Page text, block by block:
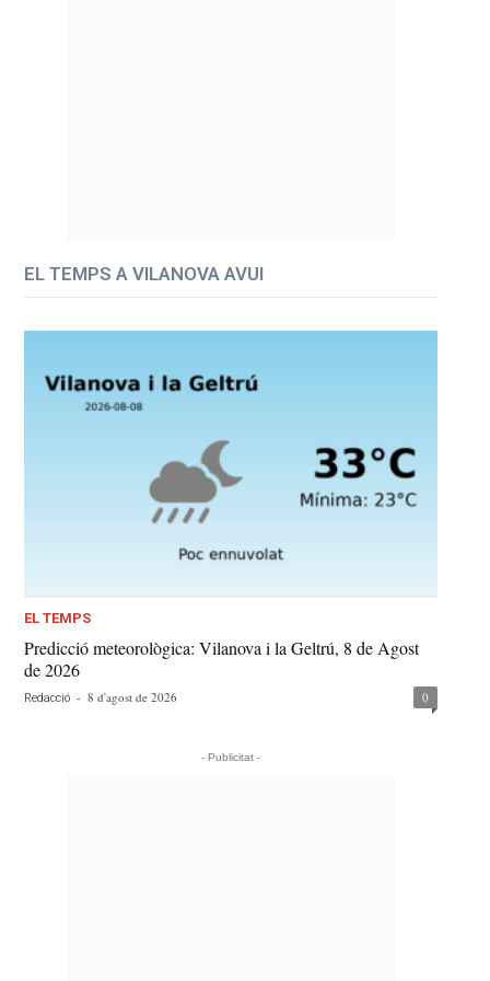
EL TEMPS A VILANOVA AVUI
EL TEMPS
Predicció meteorològica: Vilanova i la Geltrú, 8 de Agost
de 2026
Redacció - 8 d'agost de 2026 0
- Publicitat -